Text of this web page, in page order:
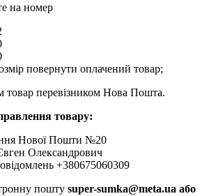
на номер
повернути оплачений товар;
товар перевізником Нова Пошта.
товару:
Нової Пошти №20
Олександрович
+380675060309
пошту super-sumka@meta.ua або